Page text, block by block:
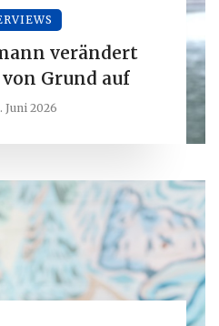
verändert
Grund auf
Juni 2026